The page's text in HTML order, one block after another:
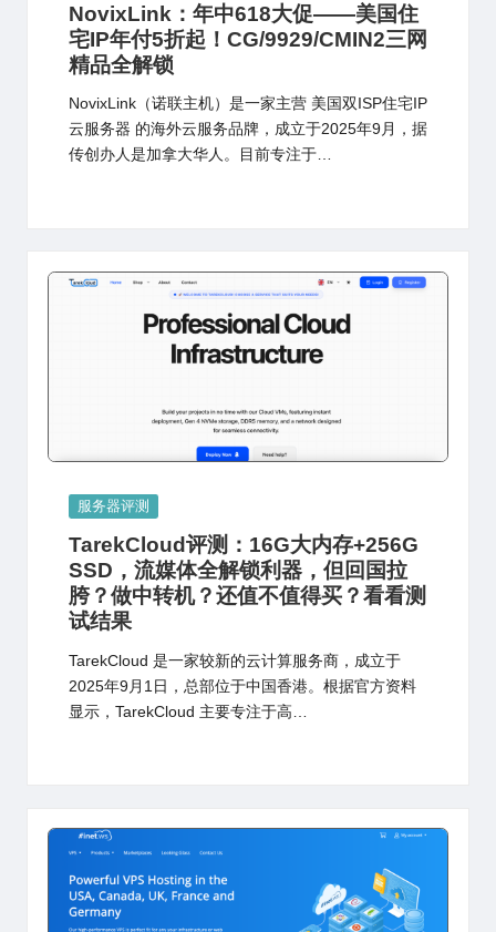
NovixLink：年中618大促——美国住
宅IP年付5折起！CG/9929/CMIN2三网
精品全解锁
NovixLink（诺联主机）是一家主营 美国双ISP住宅IP
云服务器 的海外云服务品牌，成立于2025年9月，据
传创办人是加拿大华人。目前专注于…
Posted
服务器评测
TarekCloud评测：16G大内存+256G
SSD，流媒体全解锁利器，但回国拉
胯？做中转机？还值不值得买？看看测
试结果
TarekCloud 是一家较新的云计算服务商，成立于
2025年9月1日，总部位于中国香港。根据官方资料
显示，TarekCloud 主要专注于高…